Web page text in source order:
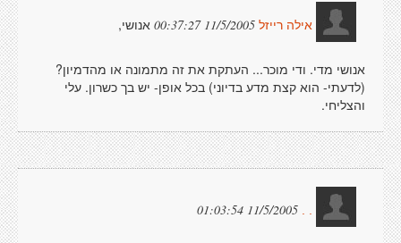
אילה רייזל 11/5/2005 00:37:27 אנושי,
אנושי מדי. ודי מוכר... העתקת את זה מתמונה או מהדמיון?
(לדעתי- הוא קצת מדע בדיוני) בכל אופן- יש בך כשרון. עלי
והצליחי.
11/5/2005 01:03:54